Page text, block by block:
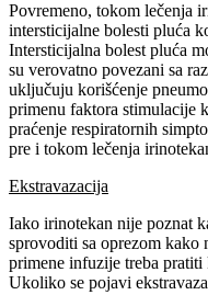
Povremeno, tokom lečenja
intersticijalne bolesti pluća
Intersticijalna bolest pluća
su verovatno povezani sa
uključuju korišćenje
primenu faktora stimulacije
praćenje respiratornih
pre i tokom lečenja
Ekstravazacija
Iako irinotekan nije poznat
sprovoditi sa oprezom kako
primene infuzije treba
Ukoliko se pojavi